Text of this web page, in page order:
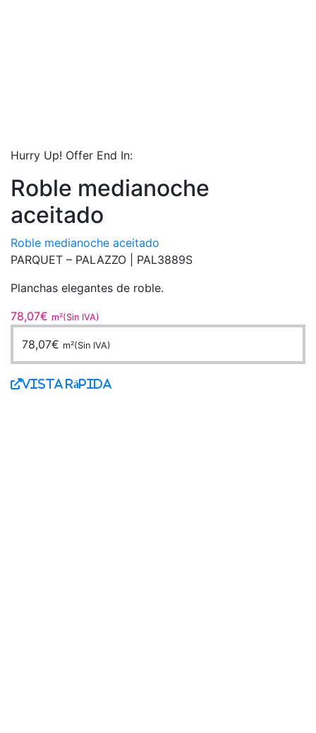
Hurry Up! Offer End In:
Roble medianoche
aceitado
Roble medianoche aceitado
PARQUET – PALAZZO |
PAL3889S
Planchas elegantes de roble.
78,07€ m²(Sin IVA)
78,07€ m²(Sin IVA)
Vista Rápida